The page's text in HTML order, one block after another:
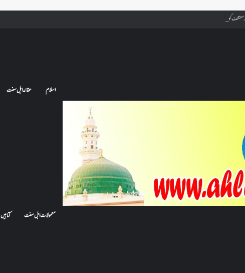
کو احتلام ہو جائے تو کیا اس کا اعتکاف ٹوٹ جائے گا؟فنائے مسجد کسے کہتے ہیں ، اور کیا معتکف فنائے مسجد میں جا سکتا ہے؟
اسلام عقائد اہل سنت
معمولات اہل سنت کتابیں